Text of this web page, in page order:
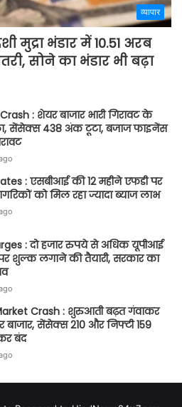
व्यापार
मुद्रा भंडार में 10.51 अरब
सोने का भंडार भी बढ़ा
: शेयर बाजार भारी गिरावट के
सेंसेक्स 438 अंक टूटा, बजाज फाइनेंस
: एसबीआई की 12 महीने एफडी पर
को मिल रहा ज्यादा ब्याज लाभ
: दो हजार रुपये से अधिक यूपीआई
शुल्क लगाने की तैयारी, सरकार का
Crash : शुरुआती बढ़त गंवाकर
बाजार, सेंसेक्स 210 और निफ्टी 159
बंद